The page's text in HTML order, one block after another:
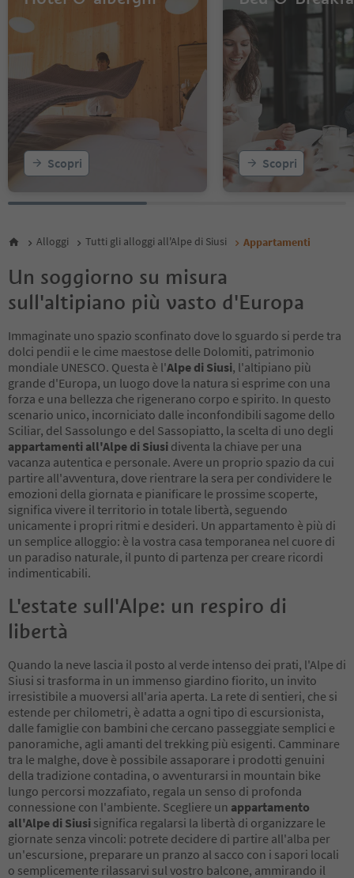
Scopri Scopri
Alloggi Tutti gli alloggi all'Alpe di Siusi Appartamenti
Un soggiorno su misura
sull'altipiano più vasto d'Europa
Immaginate uno spazio sconfinato dove lo sguardo si perde tra
dolci pendii e le cime maestose delle Dolomiti, patrimonio
mondiale UNESCO. Questa è l'Alpe di Siusi, l'altipiano più
grande d'Europa, un luogo dove la natura si esprime con una
forza e una bellezza che rigenerano corpo e spirito. In questo
scenario unico, incorniciato dalle inconfondibili sagome dello
Sciliar, del Sassolungo e del Sassopiatto, la scelta di uno degli
appartamenti all'Alpe di Siusi diventa la chiave per una
vacanza autentica e personale. Avere un proprio spazio da cui
partire all'avventura, dove rientrare la sera per condividere le
emozioni della giornata e pianificare le prossime scoperte,
significa vivere il territorio in totale libertà, seguendo
unicamente i propri ritmi e desideri. Un appartamento è più di
un semplice alloggio: è la vostra casa temporanea nel cuore di
un paradiso naturale, il punto di partenza per creare ricordi
indimenticabili.
L'estate sull'Alpe: un respiro di
libertà
Quando la neve lascia il posto al verde intenso dei prati, l'Alpe di
Siusi si trasforma in un immenso giardino fiorito, un invito
irresistibile a muoversi all'aria aperta. La rete di sentieri, che si
estende per chilometri, è adatta a ogni tipo di escursionista,
dalle famiglie con bambini che cercano passeggiate semplici e
panoramiche, agli amanti del trekking più esigenti. Camminare
tra le malghe, dove è possibile assaporare i prodotti genuini
della tradizione contadina, o avventurarsi in mountain bike
lungo percorsi mozzafiato, regala un senso di profonda
connessione con l'ambiente. Scegliere un appartamento
all'Alpe di Siusi significa regalarsi la libertà di organizzare le
giornate senza vincoli: potrete decidere di partire all'alba per
un'escursione, preparare un pranzo al sacco con i sapori locali
o semplicemente rilassarvi sul vostro balcone, ammirando il